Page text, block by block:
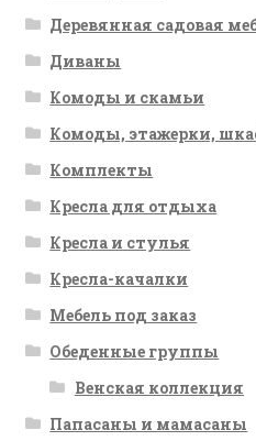
Деревянная садовая
Диваны
Комоды и скамьи
Комоды, этажерки,
Комплекты
Кресла для отдыха
Кресла и стулья
Кресла-качалки
Мебель под заказ
Обеденные группы
Венская коллекция
Папасаны и мамасаны